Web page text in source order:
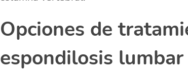
Opciones de
espondilosis lumbar